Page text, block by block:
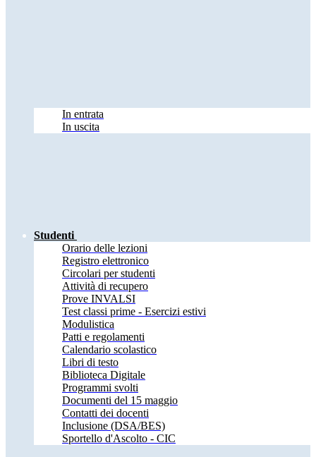
In entrata
In uscita
Studenti
Orario delle lezioni
Registro elettronico
Circolari per studenti
Attività di recupero
Prove INVALSI
Test classi prime - Esercizi estivi
Modulistica
Patti e regolamenti
Calendario scolastico
Libri di testo
Biblioteca Digitale
Programmi svolti
Documenti del 15 maggio
Contatti dei docenti
Inclusione (DSA/BES)
Sportello d'Ascolto - CIC